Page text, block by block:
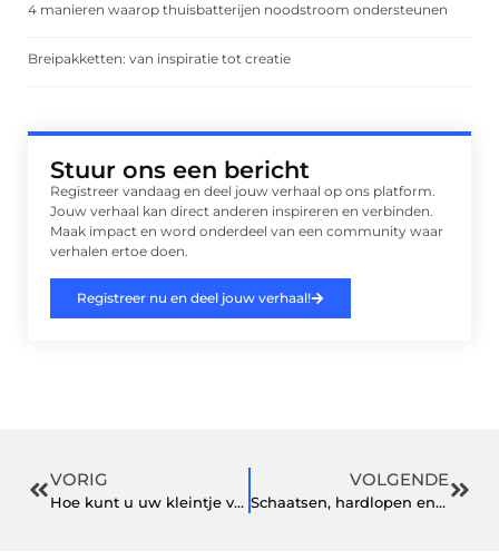
4 manieren waarop thuisbatterijen noodstroom ondersteunen
Breipakketten: van inspiratie tot creatie
Stuur ons een bericht
Registreer vandaag en deel jouw verhaal op ons platform.
Jouw verhaal kan direct anderen inspireren en verbinden.
Maak impact en word onderdeel van een community waar
verhalen ertoe doen.
Registreer nu en deel jouw verhaal!
VORIG
Hoe kunt u uw kleintje voor een goed budget aankleden dit jaar in 2022?
VOLGENDE
Schaatsen, hardlopen en fitness: alles in één sporthorloge